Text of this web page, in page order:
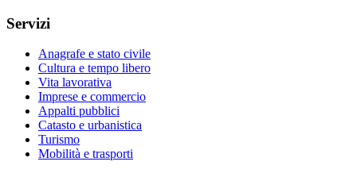
Servizi
Anagrafe e stato civile
Cultura e tempo libero
Vita lavorativa
Imprese e commercio
Appalti pubblici
Catasto e urbanistica
Turismo
Mobilità e trasporti